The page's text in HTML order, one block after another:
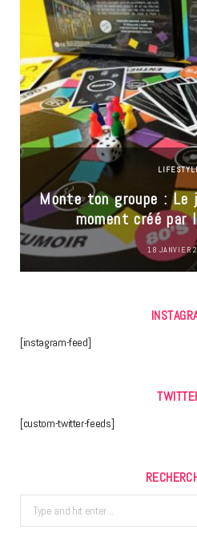
Monte ton groupe :
moment créé par
18 JANVIER
[instagram-feed]
[custom-twitter-feeds]
Search
for: